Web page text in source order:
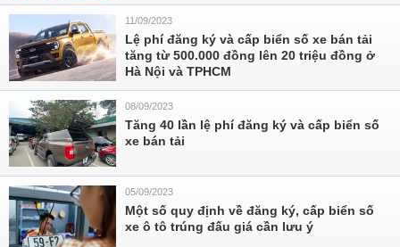
11/09/2023
Lệ phí đăng ký và cấp biển số xe bán tải
tăng từ 500.000 đồng lên 20 triệu đồng ở
Hà Nội và TPHCM
08/09/2023
Tăng 40 lần lệ phí đăng ký và cấp biển số
xe bán tải
05/09/2023
Một số quy định về đăng ký, cấp biển số
xe ô tô trúng đấu giá cần lưu ý